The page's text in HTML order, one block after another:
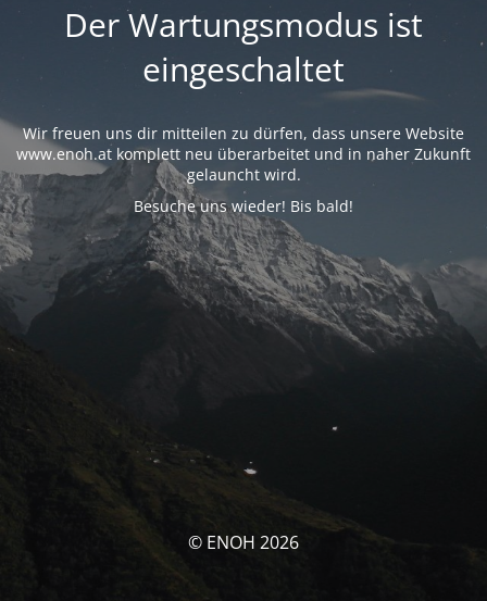
Der Wartungsmodus ist
eingeschaltet
Wir freuen uns dir mitteilen zu dürfen, dass unsere Website
www.enoh.at komplett neu überarbeitet und in naher Zukunft
gelauncht wird.
Besuche uns wieder! Bis bald!
© ENOH 2026